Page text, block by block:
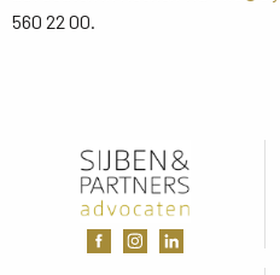
560 22 00.